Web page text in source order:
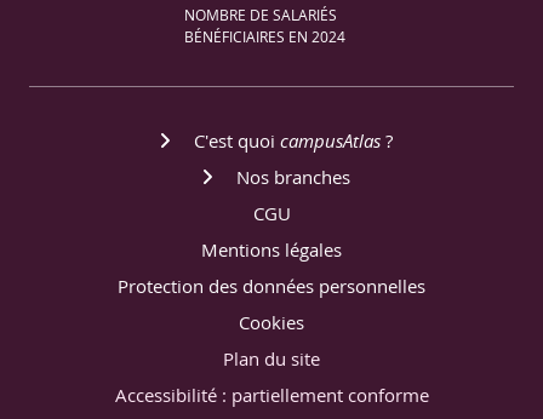
NOMBRE DE SALARIÉS
BÉNÉFICIAIRES EN 2024
C'est quoi campusAtlas ?
Nos branches
CGU
Mentions légales
Protection des données personnelles
Cookies
Plan du site
Accessibilité : partiellement conforme